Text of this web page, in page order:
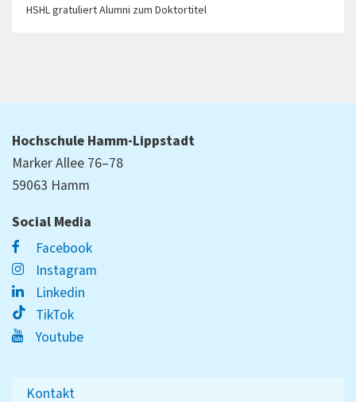
HSHL gratuliert Alumni zum Doktortitel
Hochschule Hamm-Lippstadt
Marker Allee 76–78
59063 Hamm
Social Media
Facebook
Instagram
Linkedin
TikTok
Youtube
Kontakt